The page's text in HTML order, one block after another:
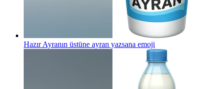
Hazır Ayranın üstüne ayran yazsana emoji